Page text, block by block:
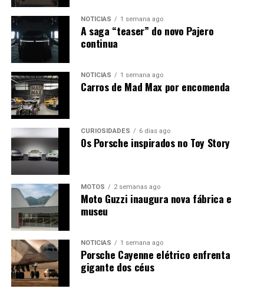
“tradicionais” com preços competitivos no mercado, tal
como acontecia com o Galloper quando foi lançado.
A distribuição para Portugal, Andorra, Marrocos, Itália e
Espanha estará a cargo da Galloper Ibérica havendo a
possibilidade destes novos Galloper serem fabricados em
solo espanhol.
NOTÍCIAS 1 semana ago
A saga “teaser” do novo Pajero
continua
NOTÍCIAS 1 semana ago
Carros de Mad Max por encomenda
CURIOSIDADES 6 dias ago
Os Porsche inspirados no Toy Story
MOTOS 2 semanas ago
Moto Guzzi inaugura nova fábrica e
museu
NOTÍCIAS 1 semana ago
Porsche Cayenne elétrico enfrenta
gigante dos céus